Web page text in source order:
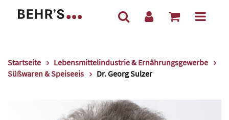
Startseite
Lebensmittelindustrie & Ernährungsgewerbe
Süßwaren & Speiseeis
Dr. Georg Sulzer